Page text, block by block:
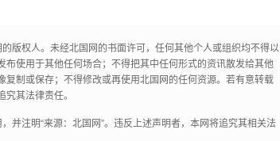
版权人。未经北国网的书面许可，任何其他个人或组织均不得以
使用于其他任何场合；不得把其中任何形式的资讯散发给其他
制或保存；不得修改或再使用北国网的任何资源。若有意转载
其法律责任。
并注明“来源：北国网”。违反上述声明者，本网将追究其相关法